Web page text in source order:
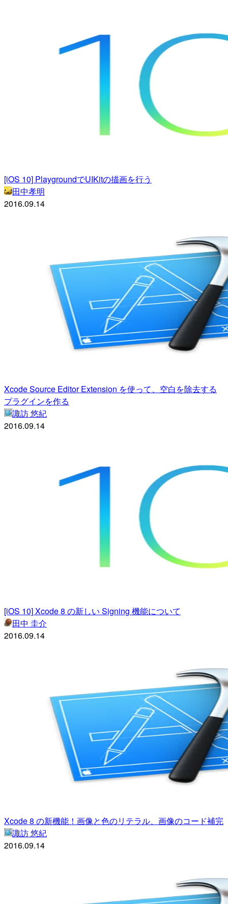
[iOS 10] PlaygroundでUIKitの描画を行う
田中孝明
2016.09.14
Xcode Source Editor Extension を使って、空白を除去する
プラグインを作る
諏訪 悠紀
2016.09.14
[iOS 10] Xcode 8 の新しい Signing 機能について
田中 圭介
2016.09.14
Xcode 8 の新機能！画像と色のリテラル、画像のコード補完
諏訪 悠紀
2016.09.14